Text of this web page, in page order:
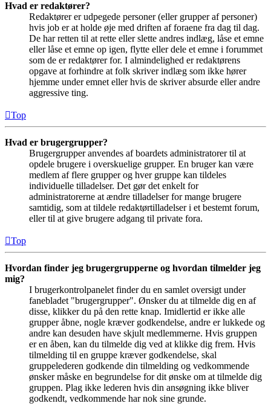
Hvad er redaktører?
Redaktører er udpegede personer (eller grupper af personer)
hvis job er at holde øje med driften af foraene fra dag til dag.
De har retten til at rette eller slette andres indlæg, låse et emne
eller låse et emne op igen, flytte eller dele et emne i forummet
som de er redaktører for. I almindelighed er redaktørens
opgave at forhindre at folk skriver indlæg som ikke hører
hjemme under emnet eller hvis de skriver absurde eller andre
aggressive ting.
Top
Hvad er brugergrupper?
Brugergrupper anvendes af boardets administratorer til at
opdele brugere i overskuelige grupper. En bruger kan være
medlem af flere grupper og hver gruppe kan tildeles
individuelle tilladelser. Det gør det enkelt for
administratorerne at ændre tilladelser for mange brugere
samtidig, som at tildele redaktørtilladelser i et bestemt forum,
eller til at give brugere adgang til private fora.
Top
Hvordan finder jeg brugergrupperne og hvordan tilmelder jeg
mig?
I brugerkontrolpanelet finder du en samlet oversigt under
fanebladet "brugergrupper". Ønsker du at tilmelde dig en af
disse, klikker du på den rette knap. Imidlertid er ikke alle
grupper åbne, nogle kræver godkendelse, andre er lukkede og
andre kan desuden have skjult medlemmerne. Hvis gruppen
er en åben, kan du tilmelde dig ved at klikke dig frem. Hvis
tilmelding til en gruppe kræver godkendelse, skal
gruppelederen godkende din tilmelding og vedkommende
ønsker måske en begrundelse for dit ønske om at tilmelde dig
gruppen. Plag ikke lederen hvis din ansøgning ikke bliver
godkendt, vedkommende har nok sine grunde.